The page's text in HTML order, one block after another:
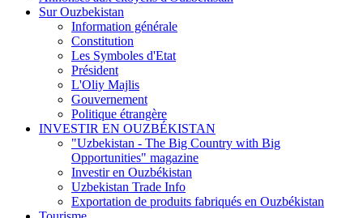
Sur Ouzbekistan
Information générale
Constitution
Les Symboles d'Etat
Président
L'Oliy Majlis
Gouvernement
Politique étrangère
INVESTIR EN OUZBÉKISTAN
"Uzbekistan - The Big Country with Big
Opportunities" magazine
Investir en Ouzbékistan
Uzbekistan Trade Info
Exportation de produits fabriqués en Ouzbékistan